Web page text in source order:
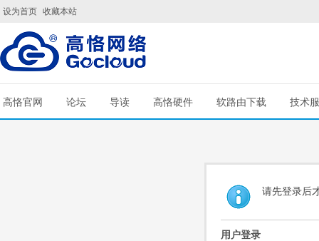
设为首页 收藏本站
高恪官网 论坛 导读 高恪硬件 软路由下载 技术
请先登录后
用户登录